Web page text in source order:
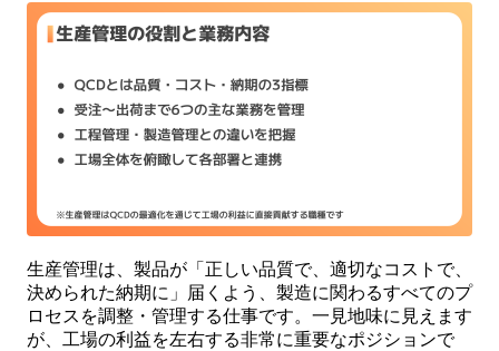
生産管理は、製品が「正しい品質で、適切なコストで、
決められた納期に」届くよう、製造に関わるすべてのプ
ロセスを調整・管理する仕事です。一見地味に見えます
が、工場の利益を左右する非常に重要なポジションで